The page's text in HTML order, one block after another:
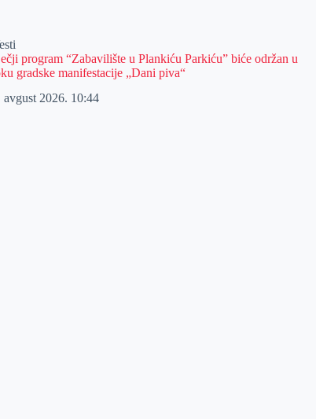
program “Zabavilište u Plankiću Parkiću” biće održan u
gradske manifestacije „Dani piva“
avgust 2026. 10:44